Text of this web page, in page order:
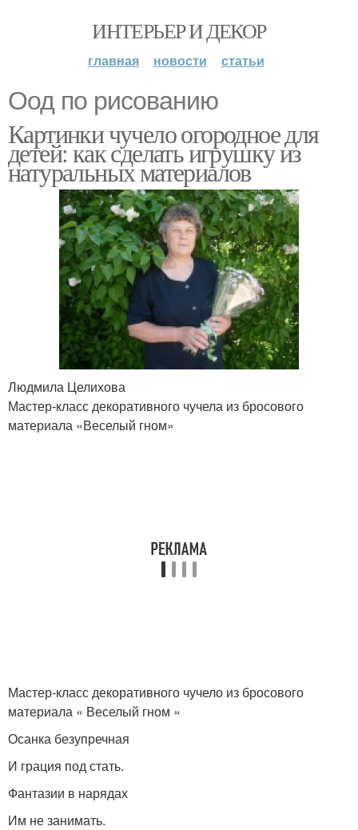
ИНТЕРЬЕР И ДЕКОР
главная новости статьи
Оод по рисованию
Картинки чучело огородное для
детей: как сделать игрушку из
натуральных материалов
Людмила Целихова
Мастер-класс декоративного чучела из бросового
материала «Веселый гном»
Мастер-класс декоративного чучело из бросового
материала « Веселый гном »
Осанка безупречная
И грация под стать.
Фантазии в нарядах
Им не занимать.